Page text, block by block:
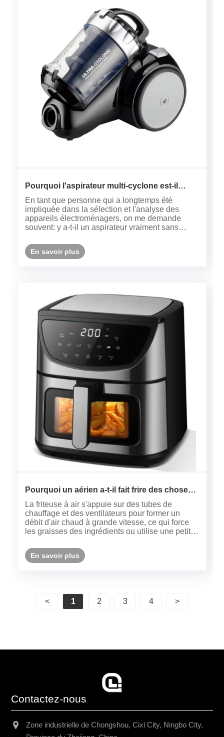
Pourquoi l'aspirateur multi-cyclone est-il
devenu le nouveau grand public du
nettoyage à domicile?
En tant que personne qui a longtemps été
impliquée dans la sélection et l'analyse des
appareils électroménagers, on me demande
souvent: y a-t-il un aspirateur vraiment sans
durabilité puissantes? La réponse est claire:
l'aspirateur multi-cyclone est mon ch......
En savoir plus
Pourquoi un aérien a-t-il fait frire des choses
avec une seule goutte d'huile?
La friteuse à air s'appuie sur des tubes de
chauffage et des ventilateurs pour former un
débit d'air chaud à grande vitesse, ce qui force
les graisses des ingrédients ou utilise une petite
huile et croustillant, répondant aux besoins de la
santé et de......
En savoir plus
< 1 2 3 4 >
Contactez-nous
Zone industrielle de Chongshou, Cixi City, Ningbo City,